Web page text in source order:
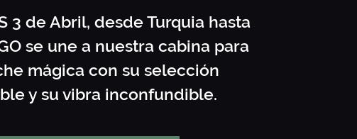
3 de Abril, desde Turquia hasta
se une a nuestra cabina para
mágica con su selección
y su vibra inconfundible.